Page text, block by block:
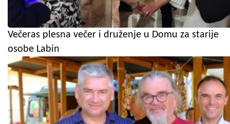
Večeras plesna večer i druženje u Domu za starije
osobe Labin